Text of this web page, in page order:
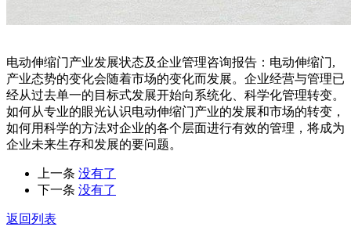
电动伸缩门产业发展状态及企业管理咨询报告：电动伸缩门,
产业态势的变化会随着市场的变化而发展。企业经营与管理已
经从过去单一的目标式发展开始向系统化、科学化管理转变。
如何从专业的眼光认识电动伸缩门产业的发展和市场的转变，
如何用科学的方法对企业的各个层面进行有效的管理，将成为
企业未来生存和发展的要问题。
上一条 没有了
下一条 没有了
返回列表